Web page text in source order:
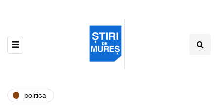
politica